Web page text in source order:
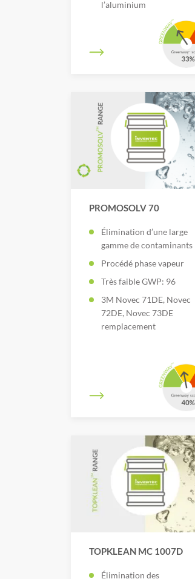
l’aluminium
PROMOSOLV 70
Élimination d’une large
gamme de contaminants
Procédé phase vapeur
Très faible GWP: 96
3M Novec 71DE, Novec
72DE, Novec 73DE
remplacement
TOPKLEAN MC 1007D
Élimination des